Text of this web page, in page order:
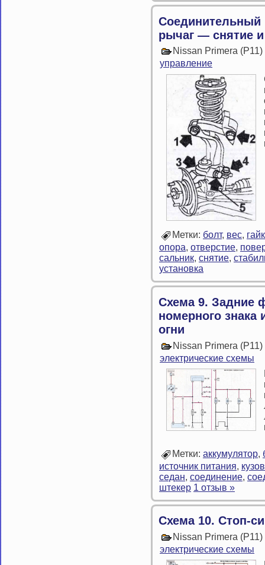
Соединительный
рычаг — снятие и
Nissan Primera
управление
Метки: болт, вес,
опора, отверстие,
сальник, снятие,
установка
Схема 9. Задние
номерного знака
огни
Nissan Primera
электрические схемы
Метки: аккумулятор,
источник питания, кузов
седан, соединение,
штекер 1 отзыв »
Схема 10. Стоп-
Nissan Primera
электрические схемы